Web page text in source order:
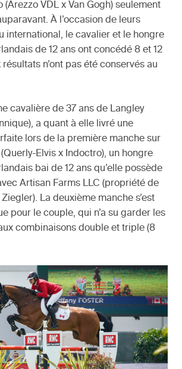
(Arezzo VDL x Van Gogh) seulement
À l’occasion de leurs
international, le cavalier et le hongre
de 12 ans ont concédé 8 et 12
n’ont pas été conservés au
cavalière de 37 ans de Langley
a quant à elle livré une
lors de la première manche sur
Elvis x Indoctro), un hongre
bai de 12 ans qu’elle possède
Artisan Farms LLC (propriété de
La deuxième manche s’est
pour le couple, qui n’a su garder les
combinaisons double et triple (8